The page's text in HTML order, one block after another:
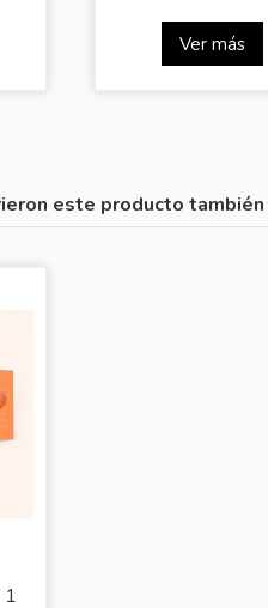
Ver más
este producto también
1